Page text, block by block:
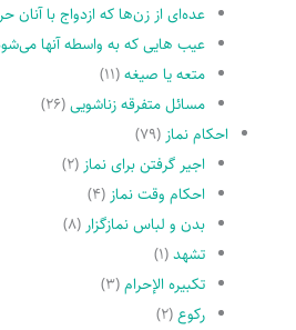
عده‌اى از زن‌ها که ازدواج با آنان
عیب هایى که به واسطه آنها
متعه یا صیغه(۱۱)
مسائل متفرقه زناشویى(۲۶)
احکام نماز (۷۹)
اجیر گرفتن براى نماز (۲)
احکام وقت نماز (۴)
بدن و لباس نمازگزار (۸)
تشهد(۱)
تکبیره الإحرام(۳)
رکوع(۲)